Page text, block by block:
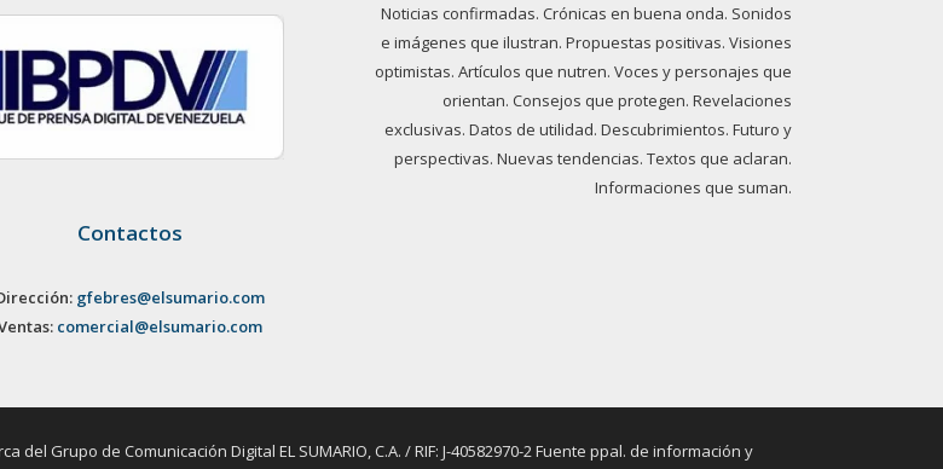
Contactos
gfebres@elsumario.com
comercial@elsumario.com
Noticias confirmadas. Crónicas en buena onda. Sonidos
e imágenes que ilustran. Propuestas positivas. Visiones
optimistas. Artículos que nutren. Voces y personajes que
orientan. Consejos que protegen. Revelaciones
exclusivas. Datos de utilidad. Descubrimientos. Futuro y
perspectivas. Nuevas tendencias. Textos que aclaran.
Informaciones que suman.
Grupo de Comunicación Digital EL SUMARIO, C.A. / RIF: J-40582970-2 Fuente ppal. de información y